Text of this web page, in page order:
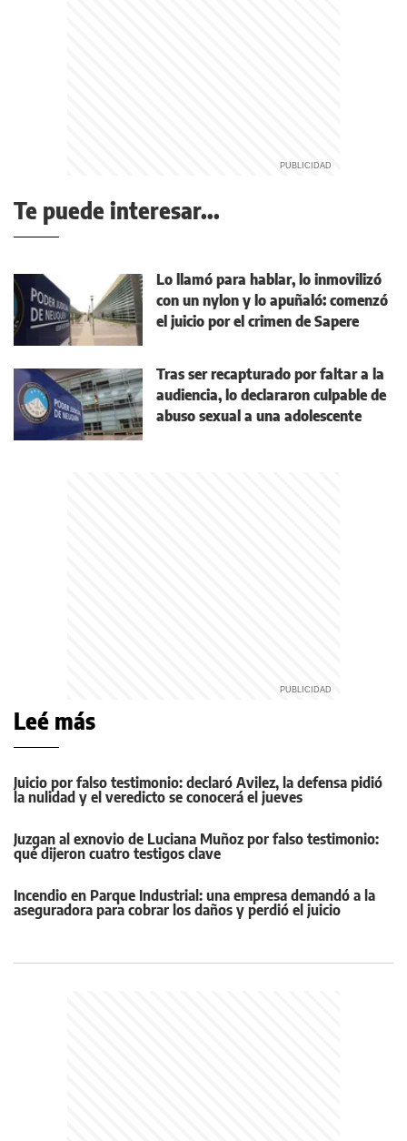
Te puede interesar...
Lo llamó para hablar, lo inmovilizó
con un nylon y lo apuñaló: comenzó
el juicio por el crimen de Sapere
Tras ser recapturado por faltar a la
audiencia, lo declararon culpable de
abuso sexual a una adolescente
Leé más
Juicio por falso testimonio: declaró Avilez, la defensa pidió
la nulidad y el veredicto se conocerá el jueves
Juzgan al exnovio de Luciana Muñoz por falso testimonio:
qué dijeron cuatro testigos clave
Incendio en Parque Industrial: una empresa demandó a la
aseguradora para cobrar los daños y perdió el juicio